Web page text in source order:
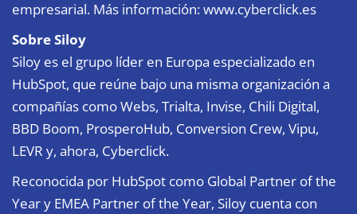
empresarial. Más información:www.cyberclick.es
Sobre Siloy
Siloy es el grupo líder en Europa especializado en
HubSpot, que reúne bajo una misma organización a
compañías como Webs, Trialta, Invise, Chili Digital,
BBD Boom, ProsperoHub, Conversion Crew, Vipu,
LEVR y, ahora, Cyberclick.
Reconocida por HubSpot como Global Partner of the
Year y EMEA Partner of the Year, Siloy cuenta con